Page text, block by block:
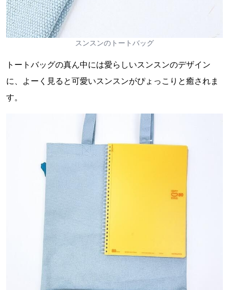
スンスンのトートバッグ
トートバッグの真ん中には愛らしいスンスンのデザイン
に、よーく見ると可愛いスンスンがぴょっこりと癒されま
す。